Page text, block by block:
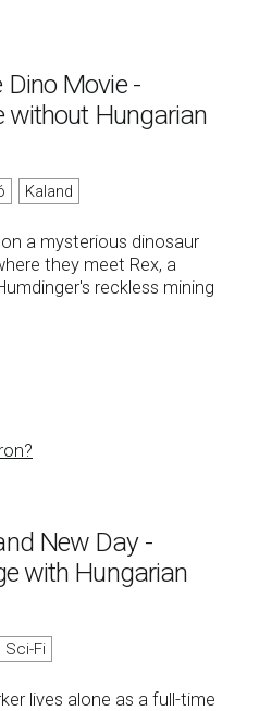
Dino Movie -
without Hungarian
Kaland
a mysterious dinosaur
they meet Rex, a
reckless mining
New Day -
with Hungarian
Sci-Fi
lives alone as a full-time